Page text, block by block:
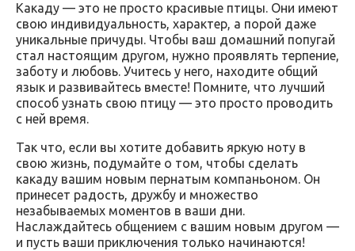
Какаду — это не просто красивые птицы. Они имеют
свою индивидуальность, характер, а порой даже
уникальные причуды. Чтобы ваш домашний попугай
стал настоящим другом, нужно проявлять терпение,
заботу и любовь. Учитесь у него, находите общий
язык и развивайтесь вместе! Помните, что лучший
способ узнать свою птицу — это просто проводить
с ней время.
Так что, если вы хотите добавить яркую ноту в
свою жизнь, подумайте о том, чтобы сделать
какаду вашим новым пернатым компаньоном. Он
принесет радость, дружбу и множество
незабываемых моментов в ваши дни.
Наслаждайтесь общением с вашим новым другом —
и пусть ваши приключения только начинаются!